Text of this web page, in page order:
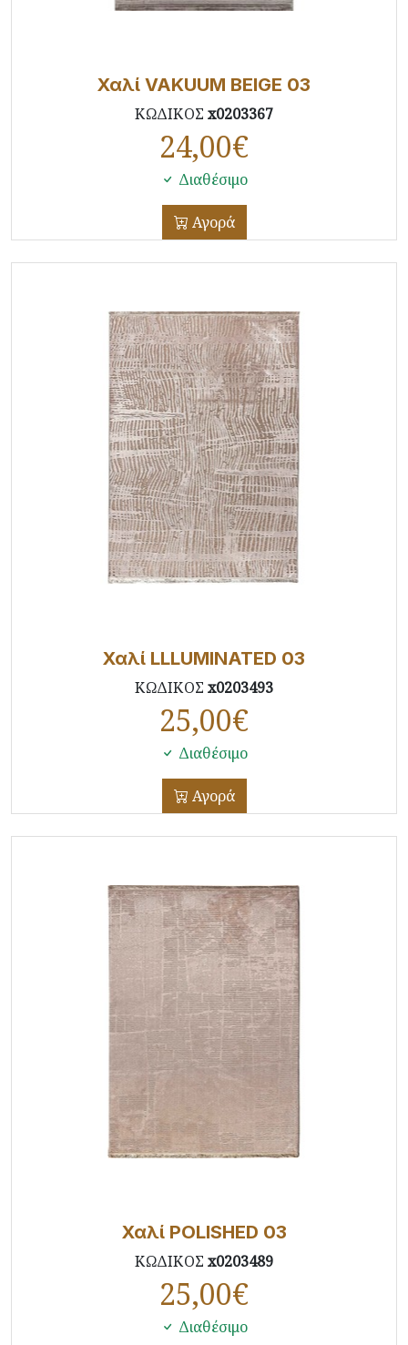
Χαλί VAKUUM BEIGE 03
ΚΩΔΙΚΟΣ x0203367
24,00€
Διαθέσιμο
Αγορά
Χαλί LLLUMINATED 03
ΚΩΔΙΚΟΣ x0203493
25,00€
Διαθέσιμο
Αγορά
Χαλί POLISHED 03
ΚΩΔΙΚΟΣ x0203489
25,00€
Διαθέσιμο